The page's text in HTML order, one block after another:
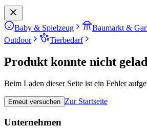
Baby & Spielzeug Baumarkt &
Outdoor
Tierbedarf
Produkt konnte nicht
Beim Laden dieser Seite ist ein Fehler
Erneut versuchen Zur Startseite
Unternehmen